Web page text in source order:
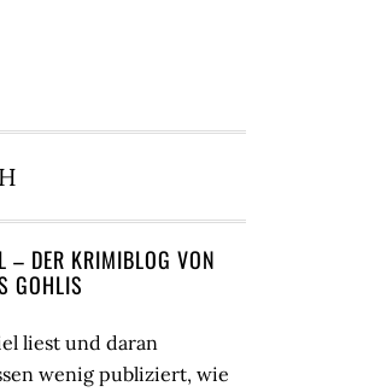
– DER KRIMIBLOG VON
GOHLIS
liest und daran
wenig publiziert, wie